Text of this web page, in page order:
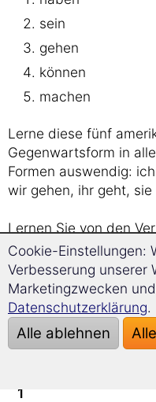
sein
gehen
können
machen
Lerne diese fünf
Gegenwartsform in
Formen auswendig:
wir gehen, ihr geht, sie
Lernen Sie von den
und machen zudem
sowie die
Überlegen Sie sich
Sie danach die
aufzudecken.
1
Cookie-Einstellungen:
Verbesserung unserer
Marketingzwecken
Datenschutzerklärung.
Alle ablehnen